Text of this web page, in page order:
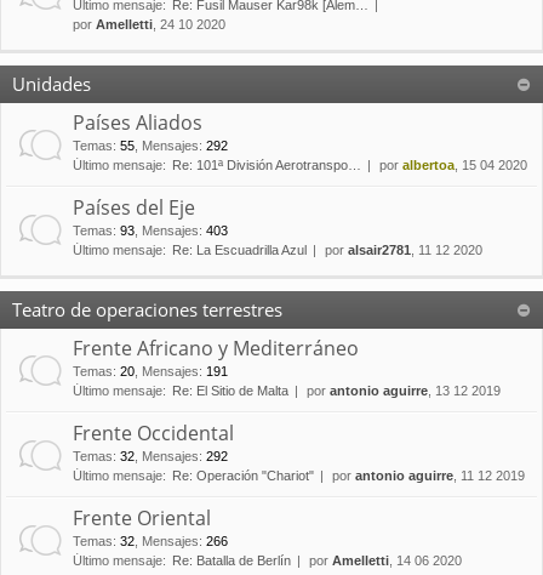
Último mensaje:
Re: Fusil Mauser Kar98k [Alem…
por Amelletti , 24 10 2020
Unidades
Países Aliados
Temas: 55 Mensajes: 292
Último mensaje:
Re: 101ª División Aerotranspo… por albertoa , 15 04 2020
Países del Eje
Temas: 93 Mensajes: 403
Último mensaje:
Re: La Escuadrilla Azul por alsair2781 , 11 12 2020
Teatro de operaciones terrestres
Frente Africano y Mediterráneo
Temas: 20 Mensajes: 191
Último mensaje:
Re: El Sitio de Malta por antonio aguirre , 13 12 2019
Frente Occidental
Temas: 32 Mensajes: 292
Último mensaje:
Re: Operación "Chariot" por antonio aguirre , 11 12 2019
Frente Oriental
Temas: 32 Mensajes: 266
Último mensaje:
Re: Batalla de Berlín por Amelletti , 14 06 2020